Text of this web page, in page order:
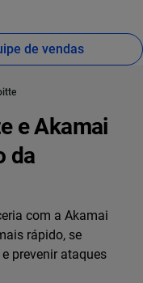
de vendas
e Akamai
da
com a Akamai
rápido, se
prevenir ataques